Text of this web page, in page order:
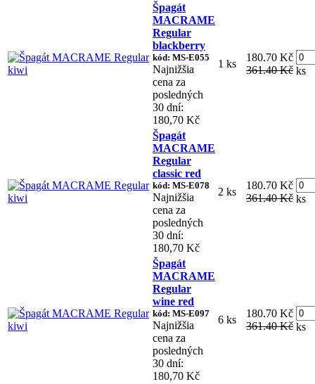
Špagát
MACRAME
Regular
blackberry
kód: MS-E055
Najnižšia
cena za
posledných
30 dní:
180,70 Kč
1 ks
180.70 Kč
361.40 Kč ks
Špagát
MACRAME
Regular
classic red
kód: MS-E078
Najnižšia
cena za
posledných
30 dní:
180,70 Kč
2 ks
180.70 Kč
361.40 Kč ks
Špagát
MACRAME
Regular
wine red
kód: MS-E097
Najnižšia
cena za
posledných
30 dní:
180,70 Kč
6 ks
180.70 Kč
361.40 Kč ks